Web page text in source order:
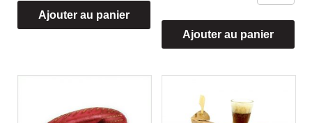
5
poivres
(25,49/KG)
Ajouter au panier
Agneau
et
Ajouter au panier